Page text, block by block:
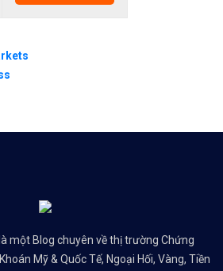
một Blog chuyên về thị trường Chứng
Mỹ & Quốc Tế, Ngoại Hối, Vàng, Tiền